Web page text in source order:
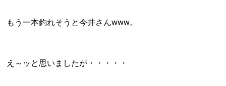
もう一本釣れそうと今井さんwww。
え～ッと思いましたが・・・・・